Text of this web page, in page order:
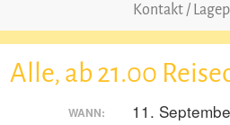
Kontakt /
Alle, ab 21.00
WANN: 11.